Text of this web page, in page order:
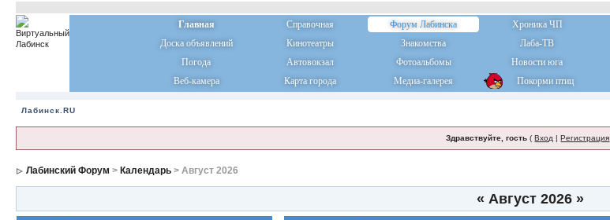
Главная Справочная Форум Лабинска
Хроника ЧП
Доска объявлений
Кинотеатры Знакомства
Лаба-ТВ
Погода
Автовокзал Фотоальбомы
Новости юга
Веб-камера
Карта города Медиа-галерея Покорми птиц
Лабинск.RU
Здравствуйте, гость (Вход |Регистрация
Лабинский Форум > Календарь > Август 2026
« Август 2026 »